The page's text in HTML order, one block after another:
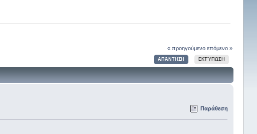
« προηγούμενο επόμενο »
ΑΠΆΝΤΗΣΗ ΕΚΤΎΠΩΣΗ
Παράθεση